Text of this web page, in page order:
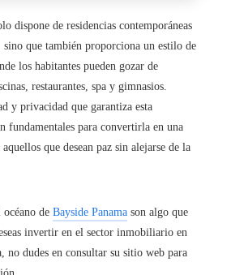
dispone de residencias contemporáneas
sino que también proporciona un estilo de
los habitantes pueden gozar de
restaurantes, spa y gimnasios.
y privacidad que garantiza esta
fundamentales para convertirla en una
que desean paz sin alejarse de la
de Bayside Panama son algo que
invertir en el sector inmobiliario en
no dudes en consultar su sitio web para